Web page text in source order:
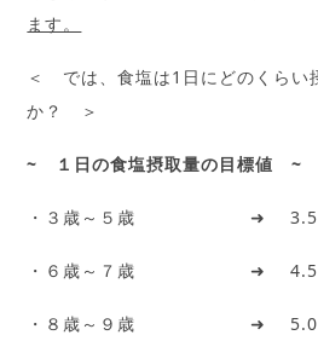
ます。
＜ では、食塩は1日にどのくらい
か？ ＞
~ １日の食塩摂取量の目標値 ~
・３歳～５歳 ➜ 3.5ｇ
・６歳～７歳 ➜ 4.5ｇ
・８歳～９歳 ➜ 5.0ｇ